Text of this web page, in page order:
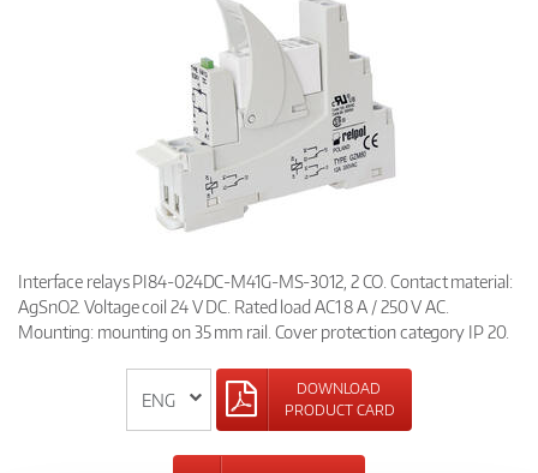
Interface relays PI84-024DC-M41G-MS-3012, 2 CO. Contact material:
AgSnO2. Voltage coil 24 V DC. Rated load AC1 8 A / 250 V AC.
Mounting: mounting on 35 mm rail. Cover protection category IP 20.
DOWNLOAD
PRODUCT CARD